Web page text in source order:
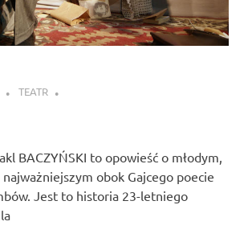
TEATR
BACZYŃSKI to opowieść o młodym,
obok Gajcego poecie
Jest to historia 23-letniego